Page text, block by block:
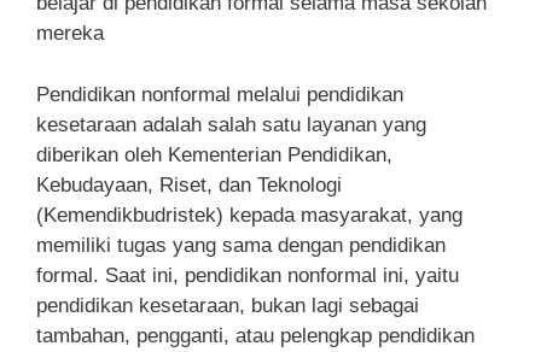
mereka
Pendidikan nonformal melalui pendidikan
kesetaraan adalah salah satu layanan yang
diberikan oleh Kementerian Pendidikan,
Kebudayaan, Riset, dan Teknologi
(Kemendikbudristek) kepada masyarakat, yang
memiliki tugas yang sama dengan pendidikan
formal. Saat ini, pendidikan nonformal ini, yaitu
pendidikan kesetaraan, bukan lagi sebagai
tambahan, pengganti, atau pelengkap pendidikan